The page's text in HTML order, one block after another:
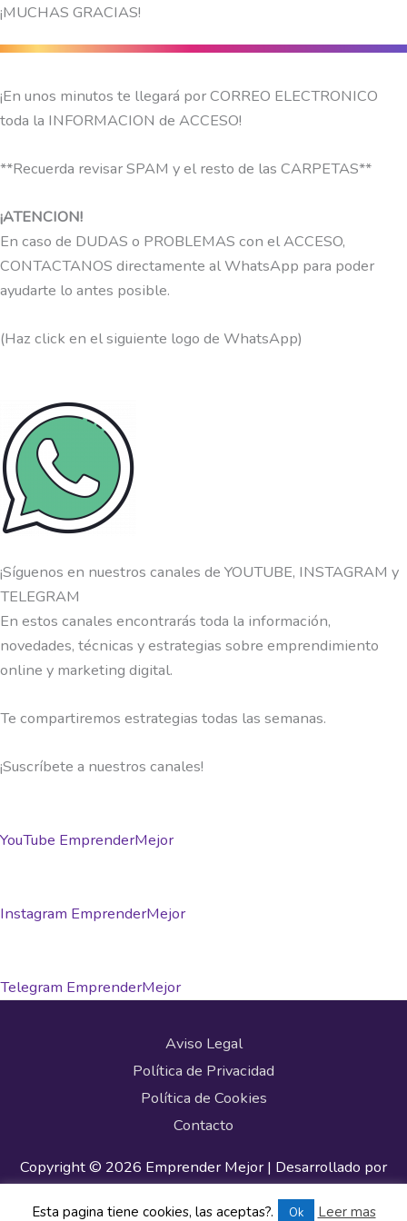
Ir
¡MUCHAS GRACIAS!
¡En unos minutos te llegará por CORREO ELECTRONICO
toda la INFORMACION de ACCESO!
**Recuerda revisar SPAM y el resto de las CARPETAS**
¡ATENCION!
En caso de DUDAS o PROBLEMAS con el ACCESO,
CONTACTANOS directamente al WhatsApp para poder
ayudarte lo antes posible.
(Haz click en el siguiente logo de WhatsApp)
¡Síguenos en nuestros canales de YOUTUBE, INSTAGRAM y
TELEGRAM
En estos canales encontrarás toda la información,
novedades, técnicas y estrategias sobre emprendimiento
online y marketing digital.
Te compartiremos estrategias todas las semanas.
¡Suscríbete a nuestros canales!
YouTube EmprenderMejor
Instagram EmprenderMejor
Telegram EmprenderMejor
Aviso Legal
Política de Privacidad
Política de Cookies
Contacto
Copyright © 2026 Emprender Mejor| Desarrollado por
Astra Tema WordPress
Esta pagina tiene cookies, las aceptas?. Ok Leer mas